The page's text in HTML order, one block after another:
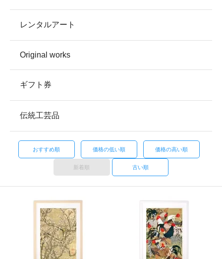
レンタルアート
Original works
ギフト券
伝統工芸品
おすすめ順 価格の低い順 価格の高い順
新着順 古い順